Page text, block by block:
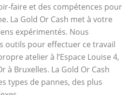
faire et des compétences pour
La Gold Or Cash met à votre
expérimentés. Nous
outils pour effectuer ce travail
atelier à l’Espace Louise 4,
à Bruxelles. La Gold Or Cash
types de pannes, des plus